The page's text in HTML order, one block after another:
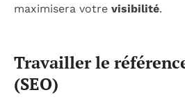
maximisera votre visibilité.
Travailler le
(SEO)